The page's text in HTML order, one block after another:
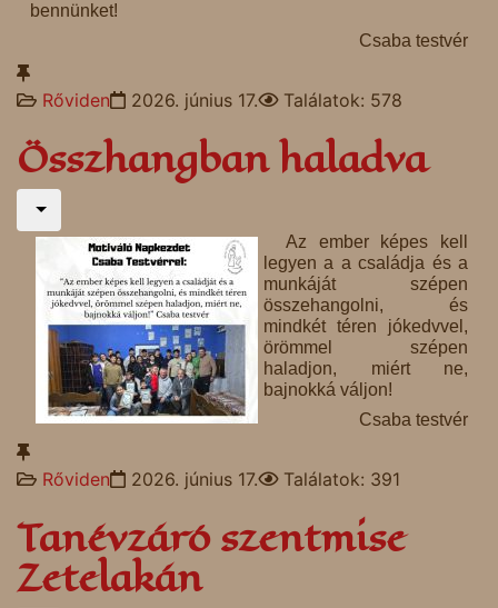
bennünket!
Csaba testvér
Rőviden 2026. június 17. Találatok: 578
Összhangban haladva
Az ember képes kell
legyen a a családja és a
munkáját szépen
összehangolni, és
mindkét téren jókedvvel,
örömmel szépen
haladjon, miért ne,
bajnokká váljon!
Csaba testvér
Rőviden 2026. június 17. Találatok: 391
Tanévzáró szentmise
Zetelakán